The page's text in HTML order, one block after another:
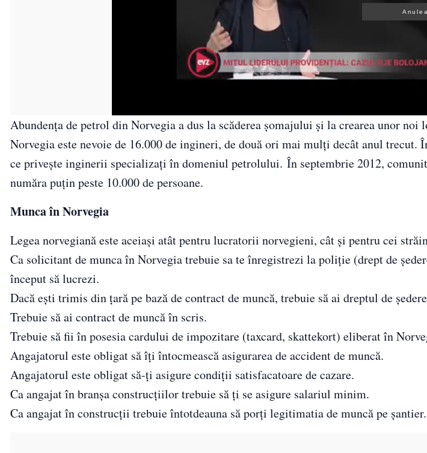
Abundența de petrol din Norvegia a dus la scăderea șomajului și la crearea unor noi
Norvegia este nevoie de 16.000 de ingineri, de două ori mai mulți decât anul trecut.
ce privește inginerii specializați în domeniul petrolului. În septembrie 2012,
număra puţin peste 10.000 de persoane.
Munca în Norvegia
Legea norvegiană este aceiași atât pentru lucratorii norvegieni, cât și pentru cei
Ca solicitant de munca în Norvegia trebuie sa te înregistrezi la poliție (drept de
început să lucrezi.
Dacă ești trimis din țară pe bază de contract de muncă, trebuie să ai dreptul de
Trebuie să ai contract de muncă în scris.
Trebuie să fii în posesia cardului de impozitare (taxcard, skattekort) eliberat în
Angajatorul este obligat să îți întocmească asigurarea de accident de muncă.
Angajatorul este obligat să-ți asigure condiții satisfacatoare de cazare.
Ca angajat în branșa construcțiilor trebuie să ți se asigure salariul minim.
Ca angajat în construcții trebuie întotdeauna să porți legitimatia de muncă pe șantier.